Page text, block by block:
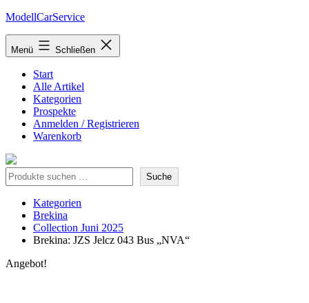
Zum
springen
ModellCarService
Menü Schließen
Start
Alle Artikel
Kategorien
Prospekte
Anmelden / Registrieren
Warenkorb
Suche Suche
Kategorien
Brekina
Collection Juni 2025
Brekina: JZS Jelcz 043 Bus „NVA“
Angebot!